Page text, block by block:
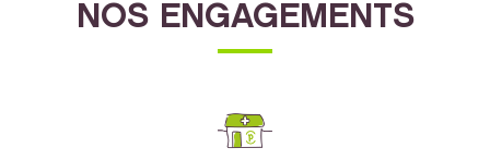
NOS ENGAGEMENTS